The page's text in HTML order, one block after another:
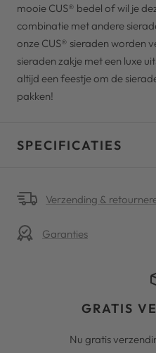
mooie CUS® bedel of wil je
combinatie met andere
onze CUS® sieraden worden
sieraden zakje met een luxe
altijd een feestje om de
pakken!
SPECIFICATIES
Verzending &
Garanties
GRATIS
Nu gratis